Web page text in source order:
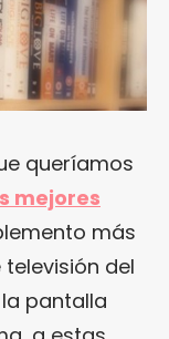
queríamos
mejores
más
del
pantalla